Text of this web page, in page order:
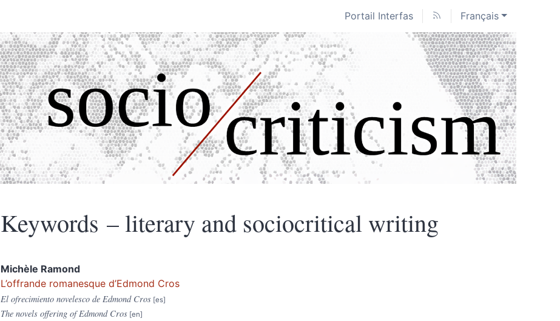
Portail Interfas Français
Keywords – literary and sociocritical writing
Michèle Ramond
L’offrande romanesque d’Edmond Cros
El ofrecimiento novelesco de Edmond Cros
The novels offering of Edmond Cros